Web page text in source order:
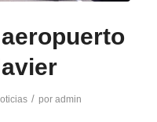
/ por admin